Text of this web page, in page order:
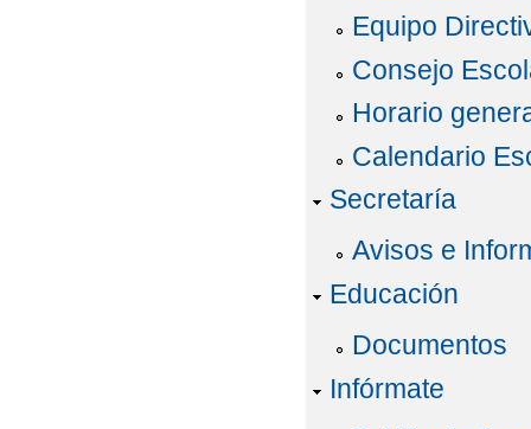
Equipo
Consejo
Horario
Calendario
Secretaría
Avisos e
Educación
Documentos
Infórmate